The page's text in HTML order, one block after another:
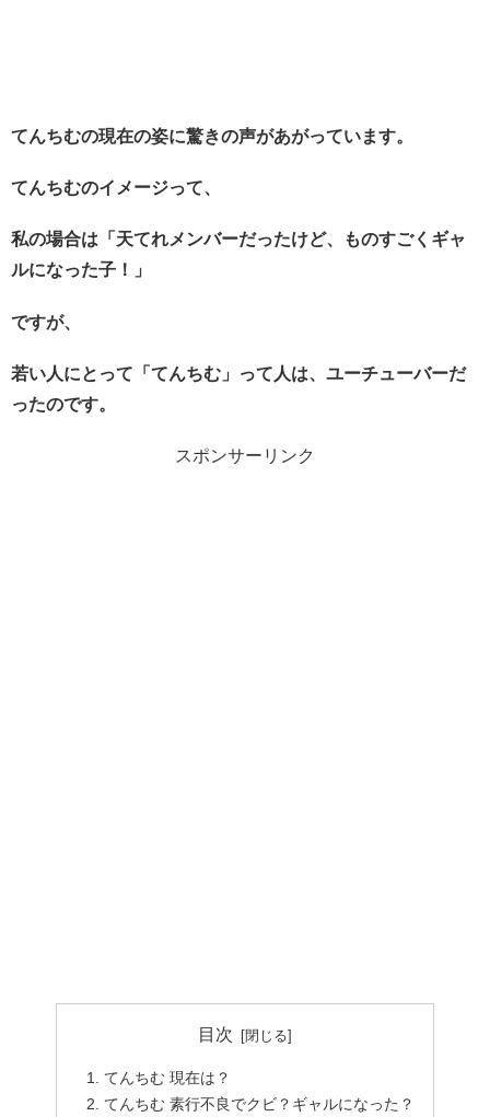
てんちむの現在の姿に驚きの声があがっています。
てんちむのイメージって、
私の場合は「天てれメンバーだったけど、ものすごくギャ
ルになった子！」
ですが、
若い人にとって「てんちむ」って人は、ユーチューバーだ
ったのです。
スポンサーリンク
目次
てんちむ 現在は？
てんちむ 素行不良でクビ？ギャルになった？